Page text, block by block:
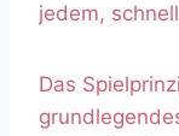
jedem,
Das